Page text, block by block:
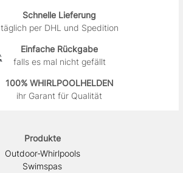
Schnelle Lieferung
täglich per DHL und Spedition
Einfache Rückgabe
falls es mal nicht gefällt
100% WHIRLPOOLHELDEN
ihr Garant für Qualität
Produkte
Outdoor-Whirlpools
Swimspas